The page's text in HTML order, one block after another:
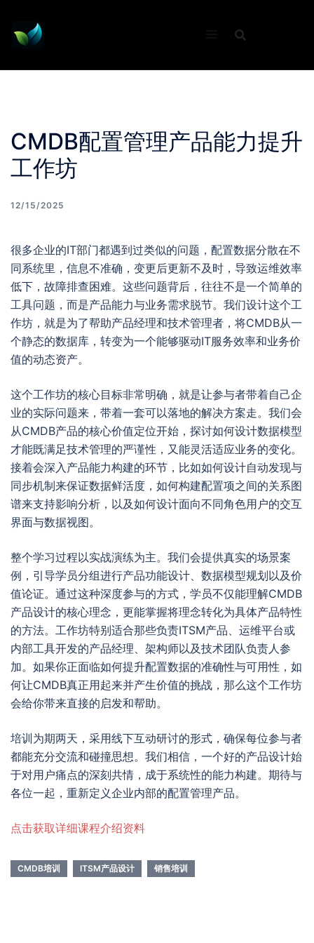
content
CMDB配置管理产品能力提升
工作坊
12/15/2025
很多企业的IT部门都遇到过类似的问题，配置数据分散在不
同系统里，信息不准确，变更后更新不及时，导致运维效率
低下，故障排查困难。这些问题背后，往往不是一个简单的
工具问题，而是产品能力与业务需求脱节。我们设计这个工
作坊，就是为了帮助产品经理和技术管理者，将CMDB从一
个静态的数据库，转变为一个能够驱动IT服务效率和业务价
值的动态资产。
这个工作坊的核心目标非常明确，就是让参与者带着自己企
业的实际问题来，带着一套可以落地的解决方案走。我们会
从CMDB产品的核心价值定位开始，探讨如何设计数据模型
才能既满足技术管理的严谨性，又能灵活适应业务的变化。
接着会深入产品能力构建的环节，比如如何设计自动发现与
同步机制来保证数据鲜活度，如何构建配置项之间的关系图
谱来支持影响分析，以及如何设计面向不同角色用户的交互
界面与数据视图。
整个学习过程以实战演练为主。我们会提供真实的场景案
例，引导学员分组进行产品功能设计、数据模型规划以及价
值论证。通过这种深度参与的方式，学员不仅能理解CMDB
产品设计的核心理念，更能掌握将理念转化为具体产品特性
的方法。工作坊特别适合那些负责ITSM产品、运维平台或
内部工具开发的产品经理、架构师以及技术团队负责人参
加。如果你正面临如何提升配置数据的准确性与可用性，如
何让CMDB真正用起来并产生价值的挑战，那么这个工作坊
会给你带来直接的启发和帮助。
培训为期两天，采用线下互动研讨的形式，确保每位参与者
都能充分交流和碰撞思想。我们相信，一个好的产品设计始
于对用户痛点的深刻共情，成于系统性的能力构建。期待与
各位一起，重新定义企业内部的配置管理产品。
点击获取详细课程介绍资料
CMDB培训 ITSM产品设计 销售培训